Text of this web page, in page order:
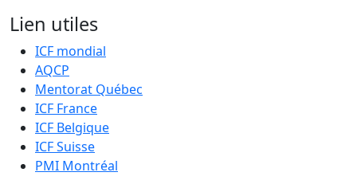
Lien utiles
ICF mondial
AQCP
Mentorat Québec
ICF France
ICF Belgique
ICF Suisse
PMI Montréal